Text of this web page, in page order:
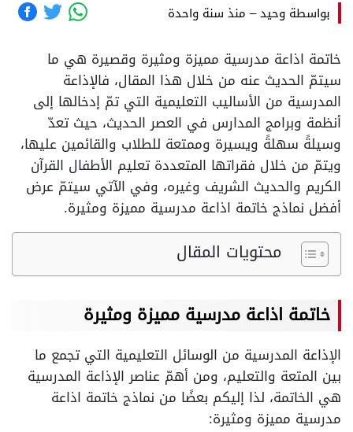
بواسطة وحيد– منذ سنة واحدة
خاتمة اذاعة مدرسية مميزة ومثيرة وقصيرة هي ما
سيتمّ الحديث عنه من خلال هذا المقال، فالإذاعة
المدرسية من الأساليب التعليمية التي تمّ إدخالها إلى
أنظمة وبرامج المدارس في العصر الحديث، حيث تعدّ
وسيلةً سهلةً ويسيرة وممتعة للطلاب والقائمين عليها،
ويتمّ من خلال فقراتها المتعددة تعليم الأطفال القرآن
الكريم والحديث الشريف وغيره، وفي الآتي سيتمّ عرض
أفضل نماذج خاتمة اذاعة مدرسية مميزة ومثيرة.
محتويات المقال
خاتمة اذاعة مدرسية مميزة ومثيرة
الإذاعة المدرسية من الوسائل التعليمية التي تجمع ما
بين المتعة والتعليم، ومن أهمّ عناصر الإذاعة المدرسية
هي الخاتمة، لذا إليكم بعضًا من نماذج خاتمة اذاعة
مدرسية مميزة ومثيرة: